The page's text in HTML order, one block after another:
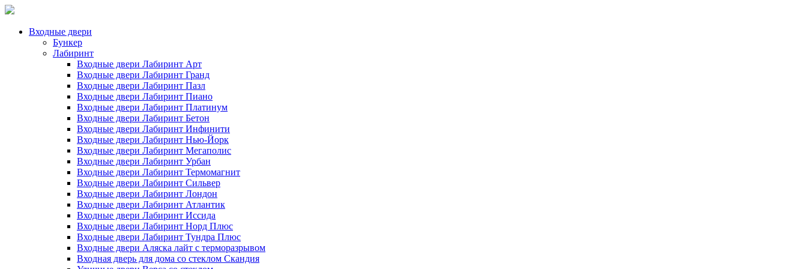
Входные двери
Бункер
Лабиринт
Входные двери Лабиринт Арт
Входные двери Лабиринт Гранд
Входные двери Лабиринт Пазл
Входные двери Лабиринт Пиано
Входные двери Лабиринт Платинум
Входные двери Лабиринт Бетон
Входные двери Лабиринт Инфинити
Входные двери Лабиринт Нью-Йорк
Входные двери Лабиринт Мегаполис
Входные двери Лабиринт Урбан
Входные двери Лабиринт Термомагнит
Входные двери Лабиринт Сильвер
Входные двери Лабиринт Лондон
Входные двери Лабиринт Атлантик
Входные двери Лабиринт Иссида
Входные двери Лабиринт Норд Плюс
Входные двери Лабиринт Тундра Плюс
Входные двери Аляска лайт с терморазрывом
Входная дверь для дома со стеклом Скандия